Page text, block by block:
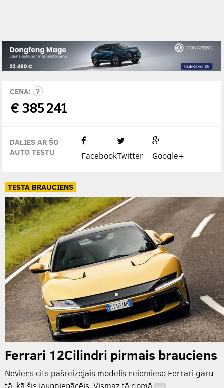
CENA:
€ 385 241
DALIES AR ŠO
AUTO TESTU
FacebookTwitter Google+
TESTA BRAUCIENS
Ferrari 12Cilindri pirmais brauciens
Neviens cits pašreizējais modelis neiemieso Ferrari garu